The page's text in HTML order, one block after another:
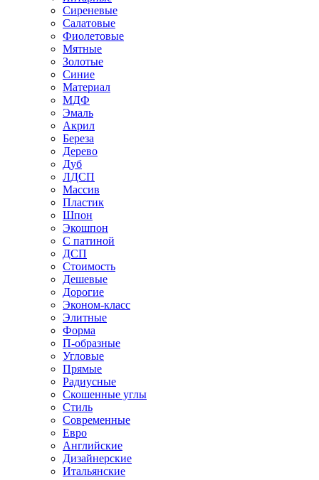
Сиреневые
Салатовые
Фиолетовые
Мятные
Золотые
Синие
Материал
МДФ
Эмаль
Акрил
Береза
Дерево
Дуб
ЛДСП
Массив
Пластик
Шпон
Экошпон
С патиной
ДСП
Стоимость
Дешевые
Дорогие
Эконом-класс
Элитные
Форма
П-образные
Угловые
Прямые
Радиусные
Скошенные углы
Стиль
Современные
Евро
Английские
Дизайнерские
Итальянские